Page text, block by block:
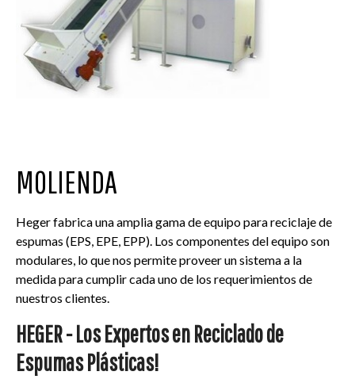
MOLIENDA
Heger fabrica una amplia gama de equipo para reciclaje de
espumas (EPS, EPE, EPP). Los componentes del equipo son
modulares, lo que nos permite proveer un sistema a la
medida para cumplir cada uno de los requerimientos de
nuestros clientes.
HEGER - Los Expertos en Reciclado de
Espumas Plásticas!